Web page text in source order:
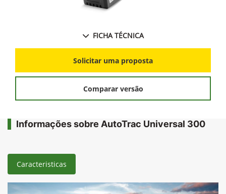
FICHA TÉCNICA
Solicitar uma proposta
Comparar versão
Informações sobre AutoTrac Universal 300
Caracteristicas